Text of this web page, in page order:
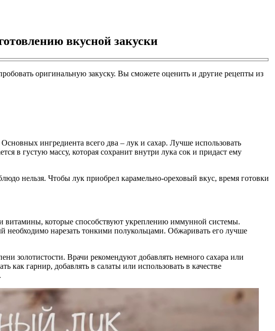
вкусной закуски
оригинальную закуску. Вы сможете оценить и другие рецепты из
ингредиента всего два – лук и сахар. Лучше использовать
в густую массу, которая сохранит внутри лука сок и придаст ему
нельзя. Чтобы лук приобрел карамельно-ореховый вкус, время готовки
витамины, которые способствуют укреплению иммунной системы.
необходимо нарезать тонкими полукольцами. Обжаривать его лучше
золотистости. Врачи рекомендуют добавлять немного сахара или
как гарнир, добавлять в салаты или использовать в качестве